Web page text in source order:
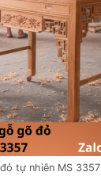
tự nhiên MS 3357